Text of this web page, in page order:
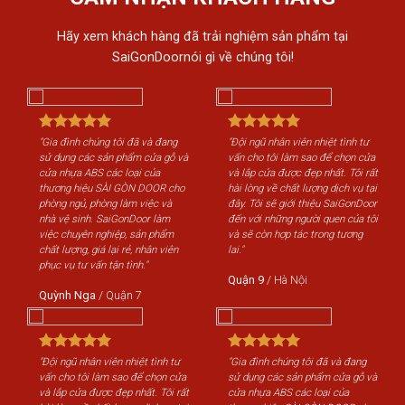
Hãy xem khách hàng đã trải nghiệm sản phẩm tại
SaiGonDoornói gì về chúng tôi!
"Gia đình chúng tôi đã và đang
sử dụng các sản phẩm cửa gỗ và
cửa nhựa ABS các loại của
thương hiệu SÀI GÒN DOOR cho
phòng ngủ, phòng làm việc và
nhà vệ sinh. SaiGonDoor làm
việc chuyên nghiệp, sản phẩm
chất lượng, giá lại rẻ, nhân viên
phục vụ tư vấn tận tình."
Quỳnh Nga / Quận 7
"Đội ngũ nhân viên nhiệt tình tư
vấn cho tôi làm sao để chọn cửa
và lắp cửa được đẹp nhất. Tôi rất
hài lòng về chất lượng dịch vụ tại
đây. Tôi sẽ giới thiệu SaiGonDoor
đến với những người quen của tôi
và sẽ còn hợp tác trong tương
lai."
Quận 9 / Hà Nội
"Đội ngũ nhân viên nhiệt tình tư
vấn cho tôi làm sao để chọn cửa
và lắp cửa được đẹp nhất. Tôi rất
"Gia đình chúng tôi đã và đang
sử dụng các sản phẩm cửa gỗ và
cửa nhựa ABS các loại của